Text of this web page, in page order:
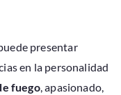
presentar
en la personalidad
fuego, apasionado,